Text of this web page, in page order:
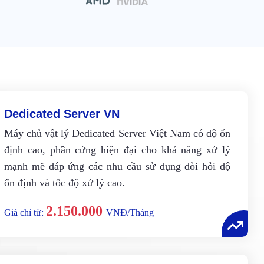
Dedicated Server VN
Máy chủ vật lý Dedicated Server Việt Nam có độ ổn
định cao, phần cứng hiện đại cho khả năng xử lý
mạnh mẽ đáp ứng các nhu cầu sử dụng đòi hỏi độ
ổn định và tốc độ xử lý cao.
Giá chỉ từ: 2.150.000 VNĐ/Tháng